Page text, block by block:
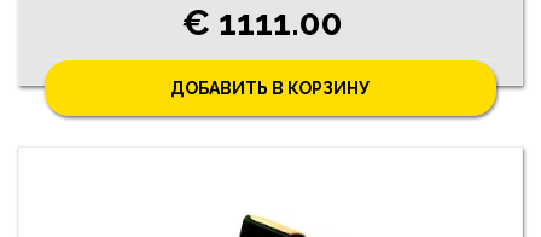
€ 1111.00
ДОБАВИТЬ В КОРЗИНУ